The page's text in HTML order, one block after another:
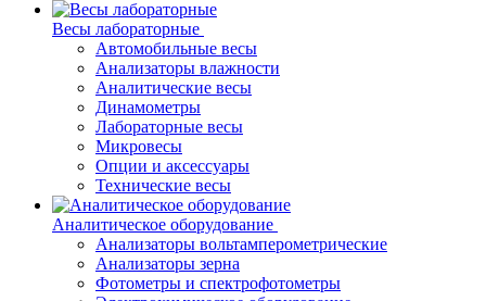
Весы лабораторные
Автомобильные весы
Анализаторы влажности
Аналитические весы
Динамометры
Лабораторные весы
Микровесы
Опции и аксессуары
Технические весы
Аналитическое оборудование
Анализаторы вольтамперометрические
Анализаторы зерна
Фотометры и спектрофотометры